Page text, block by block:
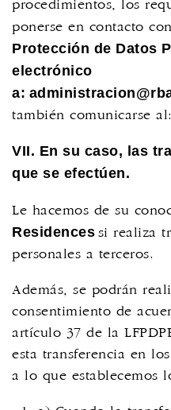
procedimientos, los
ponerse en contacto
Protección de Datos
electrónico
a:
también comunicarse
VII. En su caso, las
que se efectúen.
Le hacemos de su
Residences si realiza
personales a terceros.
Además, se podrán
consentimiento de
artículo 37 de la
esta transferencia en
a lo que establecemos